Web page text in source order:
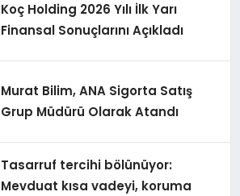
Koç Holding 2026 Yılı İlk Yarı
Finansal Sonuçlarını Açıkladı
Murat Bilim, ANA Sigorta Satış
Grup Müdürü Olarak Atandı
Tasarruf tercihi bölünüyor:
Mevduat kısa vadeyi, koruma